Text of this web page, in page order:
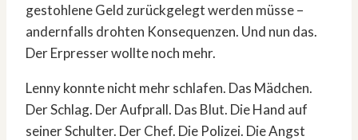
gestohlene Geld zurückgelegt werden müsse –
andernfalls drohten Konsequenzen. Und nun das.
Der Erpresser wollte noch mehr.
Lenny konnte nicht mehr schlafen. Das Mädchen.
Der Schlag. Der Aufprall. Das Blut. Die Hand auf
seiner Schulter. Der Chef. Die Polizei. Die Angst